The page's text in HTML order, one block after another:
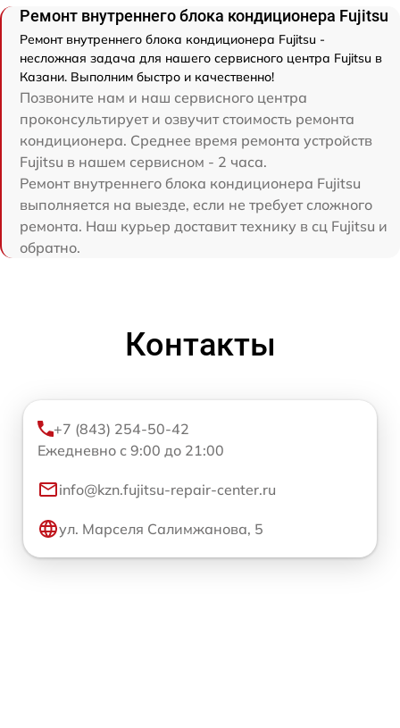
Ремонт внутреннего блока кондиционера Fujitsu
Ремонт внутреннего блока кондиционера Fujitsu -
несложная задача для нашего сервисного центра Fujitsu в
Казани. Выполним быстро и качественно!
Позвоните нам и наш сервисного центра
проконсультирует и озвучит стоимость ремонта
кондиционера. Среднее время ремонта устройств
Fujitsu в нашем сервисном - 2 часа.
Ремонт внутреннего блока кондиционера Fujitsu
выполняется на выезде, если не требует сложного
ремонта. Наш курьер доставит технику в сц Fujitsu и
обратно.
Контакты
+7 (843) 254-50-42
Ежедневно с 9:00 до 21:00
info@kzn.fujitsu-repair-center.ru
ул. Марселя Салимжанова, 5